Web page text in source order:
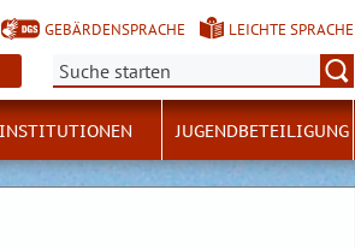
GEBÄRDENSPRACHE LEICHTE SPRACHE
Suche:
INSTITUTIONEN JUGENDBETEILIGUNG